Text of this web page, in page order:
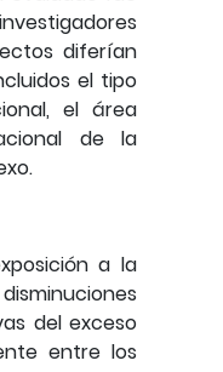
diferían
el tipo
el área
de la
a la
del exceso
entre los